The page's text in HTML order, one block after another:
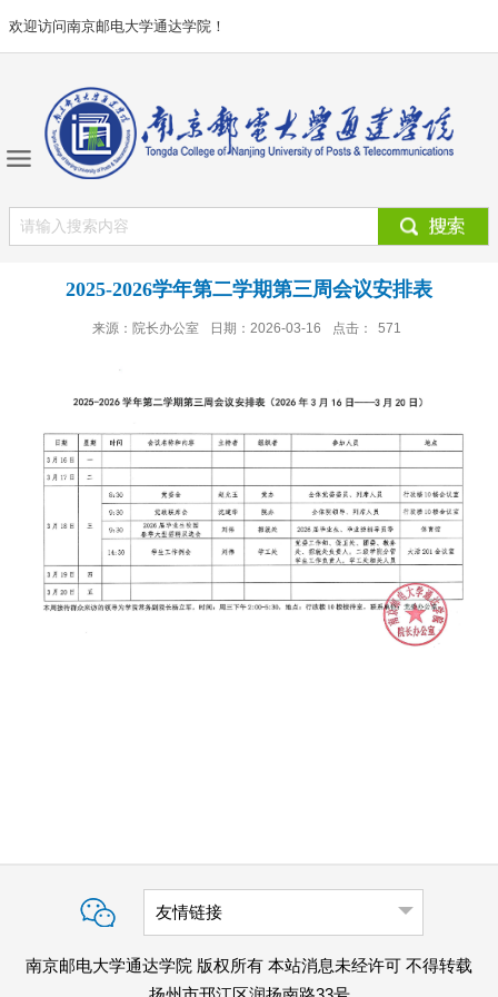
欢迎访问南京邮电大学通达学院！
2025-2026学年第二学期第三周会议安排表
来源：院长办公室 日期：2026-03-16 点击： 571
友情链接
南京邮电大学通达学院 版权所有 本站消息未经许可 不得转载